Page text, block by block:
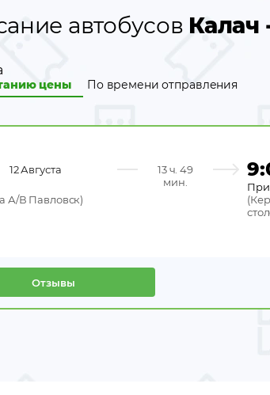
автобусов
цены По времени отправления
12 Августа
А/В Павловск)
13 ч. 49
мин.
(
Отзывы